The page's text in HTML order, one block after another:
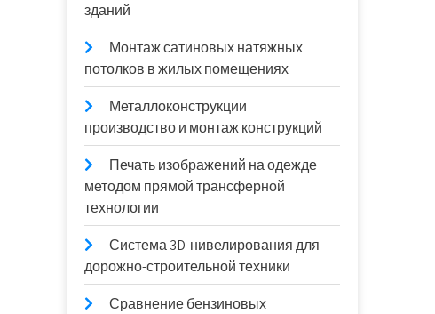
зданий
Монтаж сатиновых натяжных
потолков в жилых помещениях
Металлоконструкции
производство и монтаж конструкций
Печать изображений на одежде
методом прямой трансферной
технологии
Система 3D-нивелирования для
дорожно-строительной техники
Сравнение бензиновых